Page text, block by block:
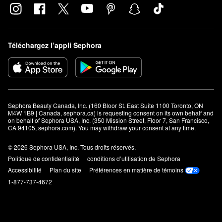
fondre complètement.
Téléchargez l’appli Sephora
Sephora Beauty Canada, Inc. (160 Bloor St. East Suite 1100 Toronto, ON
M4W 1B9 | Canada, sephora.ca) is requesting consent on its own behalf and
on behalf of Sephora USA, Inc. (350 Mission Street, Floor 7, San Francisco,
CA 94105, sephora.com). You may withdraw your consent at any time.
© 2026 Sephora USA, Inc. Tous droits réservés.
Politique de confidentialité
conditions d’utilisation de Sephora
Accessibilité
Plan du site
Préférences en matière de témoins
1-877-737-4672